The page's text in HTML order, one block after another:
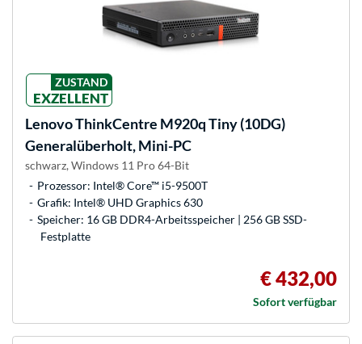
ZUSTAND
EXZELLENT
LenovoThinkCentre M920q Tiny (10DG)
Generalüberholt, Mini-PC
schwarz, Windows 11 Pro 64-Bit
Prozessor: Intel® Core™ i5-9500T
Grafik: Intel® UHD Graphics 630
Speicher: 16 GB DDR4-Arbeitsspeicher | 256 GB SSD-
Festplatte
€ 432,00
Sofort verfügbar